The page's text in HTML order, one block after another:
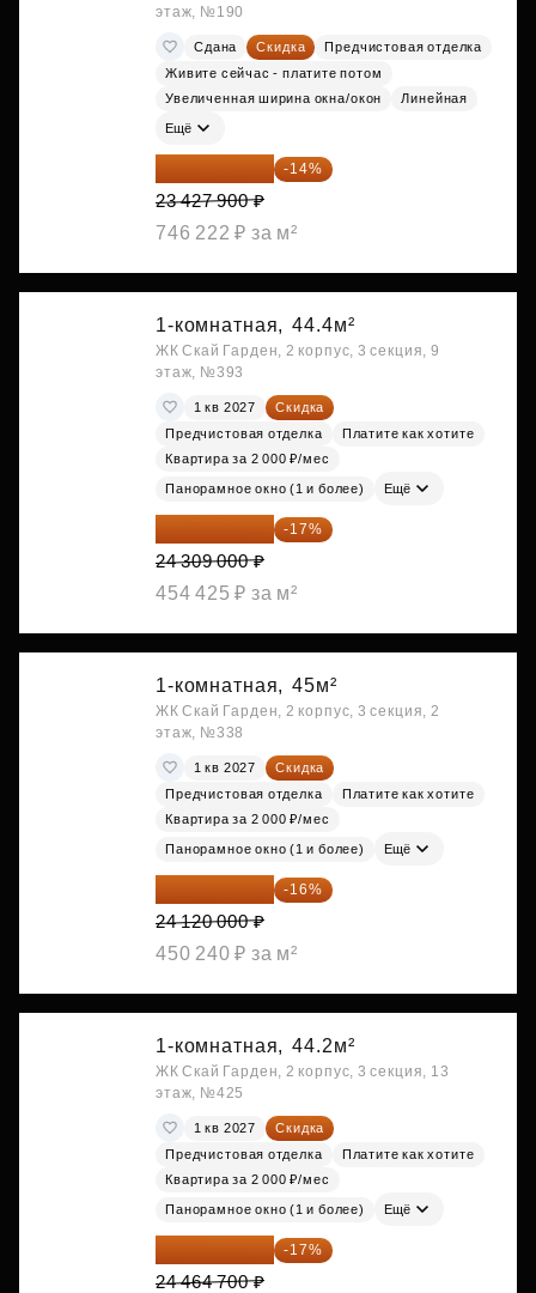
этаж, №190
Сдана Скидка
Предчистовая отделка
Живите сейчас - платите потом
Увеличенная ширина окна/окон
Линейная
Ещё
20 147 994 ₽ -14%
23 427 900 ₽
746 222 ₽ за м²
1-комнатная, 44.4м²
ЖК Скай Гарден, 2 корпус, 3 секция, 9
этаж, №393
1 кв 2027
Скидка
Предчистовая отделка
Платите как хотите
Квартира за 2 000 ₽/мес
Панорамное окно (1 и более) Ещё
20 176 470 ₽ -17%
24 309 000 ₽
454 425 ₽ за м²
1-комнатная, 45м²
ЖК Скай Гарден, 2 корпус, 3 секция, 2
этаж, №338
1 кв 2027
Скидка
Предчистовая отделка
Платите как хотите
Квартира за 2 000 ₽/мес
Панорамное окно (1 и более) Ещё
20 260 800 ₽ -16%
24 120 000 ₽
450 240 ₽ за м²
1-комнатная, 44.2м²
ЖК Скай Гарден, 2 корпус, 3 секция, 13
этаж, №425
1 кв 2027
Скидка
Предчистовая отделка
Платите как хотите
Квартира за 2 000 ₽/мес
Панорамное окно (1 и более) Ещё
20 305 701 ₽ -17%
24 464 700 ₽